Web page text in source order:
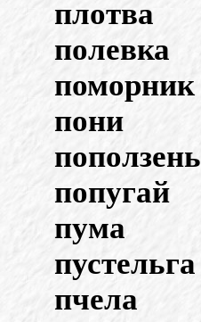
плотва
полевка
поморник
пони
поползень
попугай
пума
пустельга
пчела